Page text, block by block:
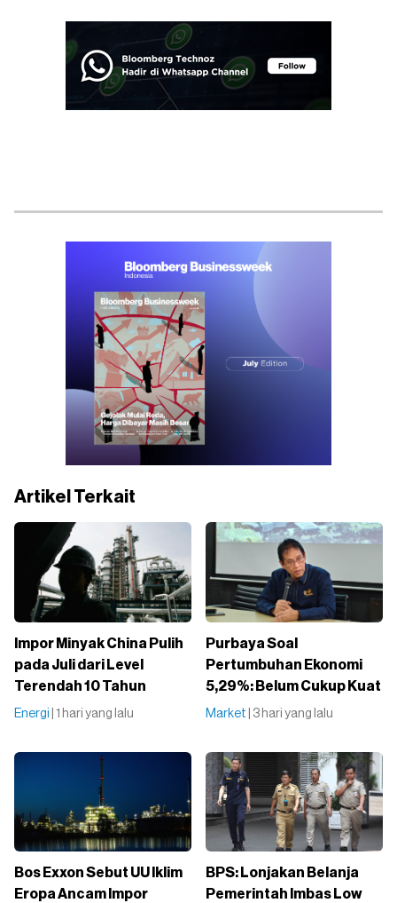
Artikel Terkait
Impor Minyak China Pulih
pada Juli dari Level
Terendah 10 Tahun
Energi | 1 hari yang lalu
Purbaya Soal
Pertumbuhan Ekonomi
5,29%: Belum Cukup Kuat
Market | 3 hari yang lalu
Bos Exxon Sebut UU Iklim
Eropa Ancam Impor
BPS: Lonjakan Belanja
Pemerintah Imbas Low